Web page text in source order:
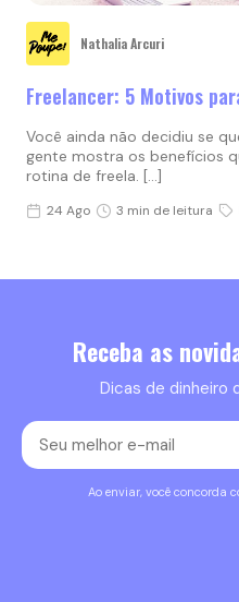
Nathalia Arcuri
Freelancer: 5 Motivos
Você ainda não decidiu se
gente mostra os benefícios
rotina de freela. […]
24 Ago 3 min de leitura
Receba as
Dicas de dinheiro
Ao enviar, você concorda